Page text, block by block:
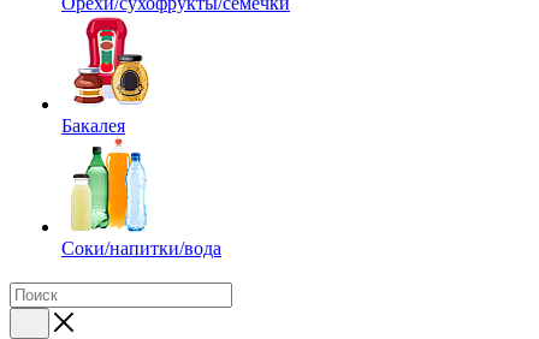
Бакалея
Соки/напитки/вода